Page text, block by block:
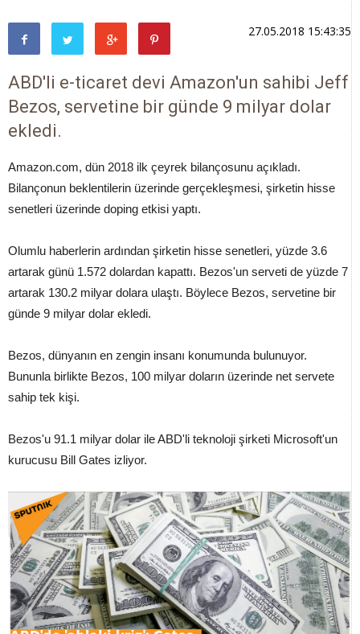
27.05.2018 15:43:35
ABD'li e-ticaret devi Amazon'un sahibi Jeff
Bezos, servetine bir günde 9 milyar dolar
ekledi.
Amazon.com, dün 2018 ilk çeyrek bilançosunu açıkladı.
Bilançonun beklentilerin üzerinde gerçekleşmesi, şirketin hisse
senetleri üzerinde doping etkisi yaptı.
Olumlu haberlerin ardından şirketin hisse senetleri, yüzde 3.6
artarak günü 1.572 dolardan kapattı. Bezos'un serveti de yüzde 7
artarak 130.2 milyar dolara ulaştı. Böylece Bezos, servetine bir
günde 9 milyar dolar ekledi.
Bezos, dünyanın en zengin insanı konumunda bulunuyor.
Bununla birlikte Bezos, 100 milyar doların üzerinde net servete
sahip tek kişi.
Bezos'u 91.1 milyar dolar ile ABD'li teknoloji şirketi Microsoft'un
kurucusu Bill Gates izliyor.